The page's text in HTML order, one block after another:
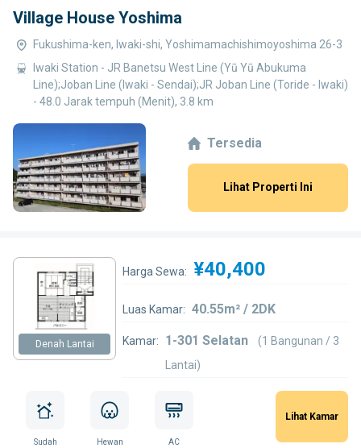
Village House Yoshima
Fukushima-ken, Iwaki-shi, Yoshimamachishimoyoshima 26-3
Iwaki Station - JR Banetsu West Line (Yū Yū Abukuma
Line);Joban Line (Iwaki - Sendai);JR Joban Line (Toride - Iwaki)
- 48.0 Jarak tempuh (Menit), 3.8 km
Tersedia
Lihat Properti Ini
Denah Lantai
Harga Sewa: ¥40,400
Luas Kamar: 40.55m² / 2DK
Kamar: 1-301 Selatan
(1 Bangunan / 3
Lantai)
Sudah
Hewan
AC
Lihat Kamar